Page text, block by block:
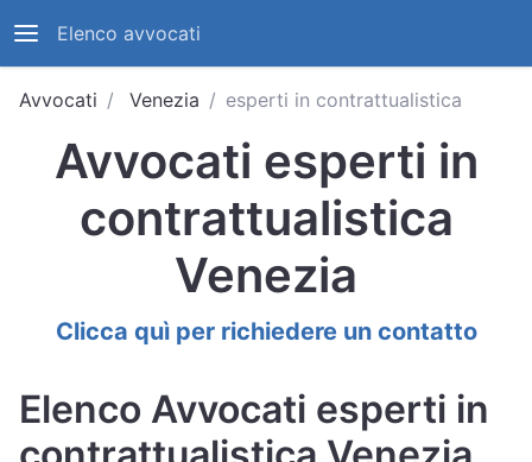
Elenco avvocati
Avvocati Venezia esperti in contrattualistica
Avvocati esperti in
contrattualistica
Venezia
Clicca quì per richiedere un contatto
Elenco Avvocati esperti in